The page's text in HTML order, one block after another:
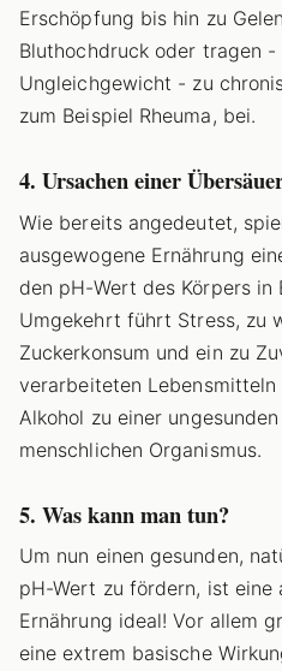
Erschöpfung bis hin zu
Bluthochdruck oder tragen
Ungleichgewicht - zu
zum Beispiel Rheuma, bei.
4. Ursachen einer
Wie bereits angedeutet,
ausgewogene Ernährung
den pH-Wert des Körpers in
Umgekehrt führt Stress, zu
Zuckerkonsum und ein zu
verarbeiteten
Alkohol zu einer
menschlichen Organismus.
5. Was kann man tun?
Um nun einen gesunden,
pH-Wert zu fördern, ist eine
Ernährung ideal! Vor allem
eine extrem basische